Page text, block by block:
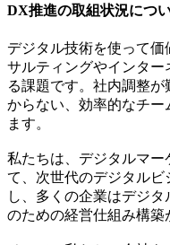
DX推進の取組状況につ
デジタル技術を使って
サルティングやインタ
る課題です。社内調整
からない、効率的なチー
ます。
私たちは、デジタルマー
て、次世代のデジタル
し、多くの企業はデジ
のための経営仕組み構築